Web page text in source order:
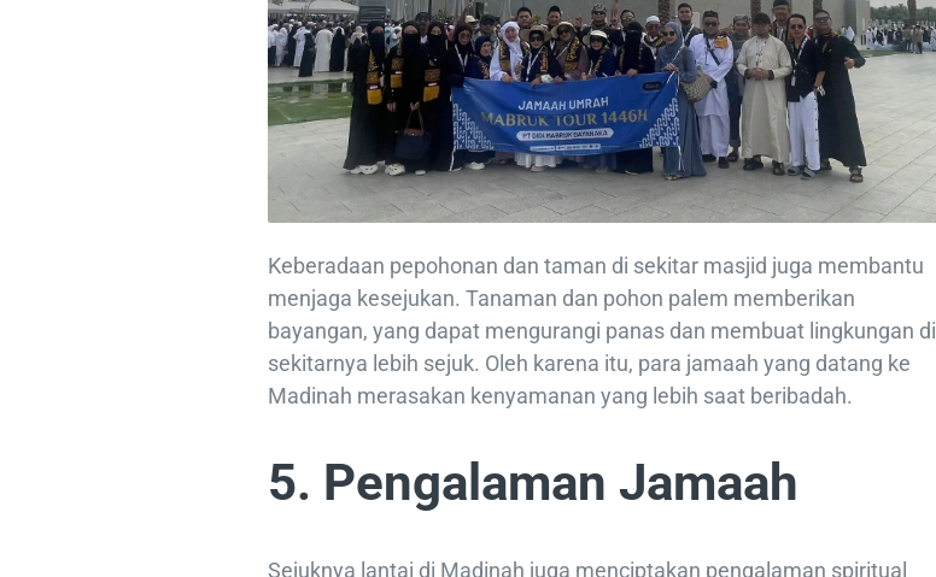
Keberadaan pepohonan dan taman di sekitar masjid juga membantu
menjaga kesejukan. Tanaman dan pohon palem memberikan
bayangan, yang dapat mengurangi panas dan membuat lingkungan di
sekitarnya lebih sejuk. Oleh karena itu, para jamaah yang datang ke
Madinah merasakan kenyamanan yang lebih saat beribadah.
5. Pengalaman Jamaah
Sejuknya lantai di Madinah juga menciptakan pengalaman spiritual